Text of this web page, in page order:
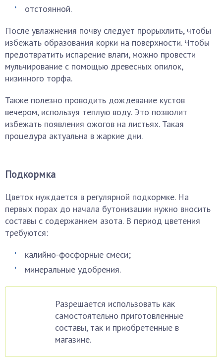
отстоянной.
После увлажнения почву следует прорыхлить, чтобы
избежать образования корки на поверхности. Чтобы
предотвратить испарение влаги, можно провести
мульчирование с помощью древесных опилок,
низинного торфа.
Также полезно проводить дождевание кустов
вечером, используя теплую воду. Это позволит
избежать появления ожогов на листьях. Такая
процедура актуальна в жаркие дни.
Подкормка
Цветок нуждается в регулярной подкормке. На
первых порах до начала бутонизации нужно вносить
составы с содержанием азота. В период цветения
требуются:
калийно-фосфорные смеси;
минеральные удобрения.
Разрешается использовать как
самостоятельно приготовленные
составы, так и приобретенные в
магазине.